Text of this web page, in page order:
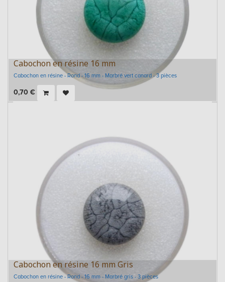
Cabochon en résine 16 mm
Cabochon en résine - Rond - 16 mm - Marbré vert canard - 3 pièces
0,70 €
Cabochon en résine 16 mm Gris
Cabochon en résine - Rond - 16 mm - Marbré gris - 3 pièces